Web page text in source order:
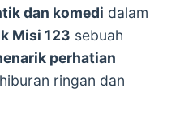
dan komedi dalam
Misi 123 sebuah
perhatian
ringan dan